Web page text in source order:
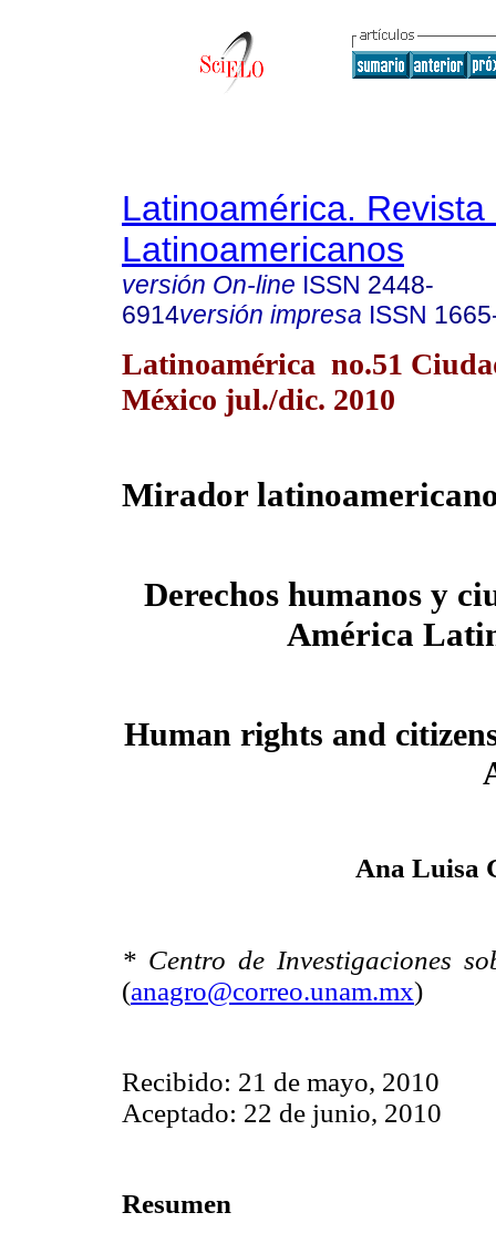
Latinoamérica.
Latinoamericanos
versión On-line ISSN 2448-
6914versión impresa ISSN
Latinoamérica no.51
México jul./dic. 2010
Mirador
Derechos humanos y
América
Human rights and
Ana Luisa
* Centro de Investigaciones
(anagro@correo.unam.mx)
Recibido: 21 de mayo, 2010
Aceptado: 22 de junio, 2010
Resumen